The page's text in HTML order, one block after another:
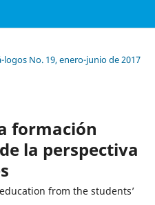
logos No. 19, enero-junio de 2017
formación
la perspectiva
from the students’